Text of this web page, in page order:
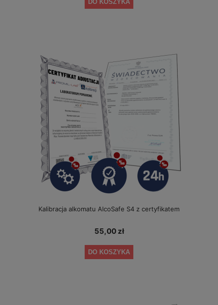
DO KOSZYKA
Kalibracja alkomatu AlcoSafe S4 z certyfikatem
55,00 zł
DO KOSZYKA